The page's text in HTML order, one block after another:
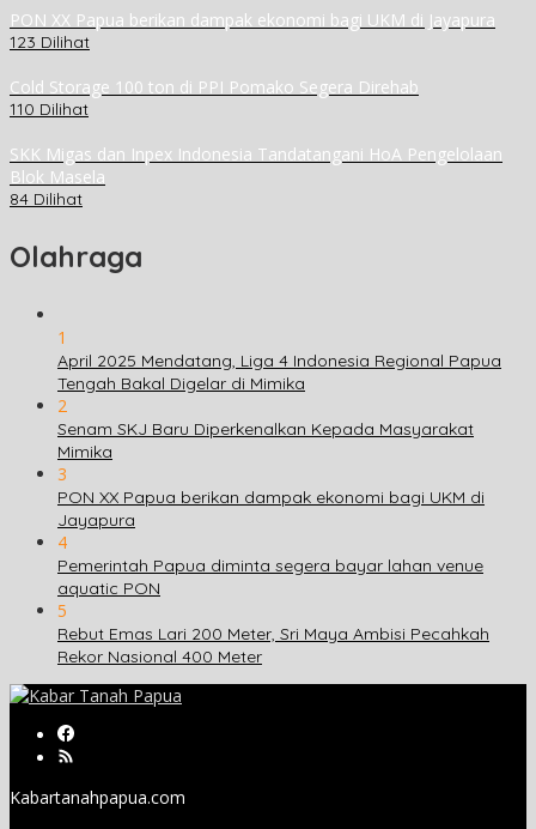
PON XX Papua berikan dampak ekonomi bagi UKM di Jayapura
123 Dilihat
Cold Storage 100 ton di PPI Pomako Segera Direhab
110 Dilihat
SKK Migas dan Inpex Indonesia Tandatangani HoA Pengelolaan
Blok Masela
84 Dilihat
Olahraga
1
April 2025 Mendatang, Liga 4 Indonesia Regional Papua
Tengah Bakal Digelar di Mimika
2
Senam SKJ Baru Diperkenalkan Kepada Masyarakat
Mimika
3
PON XX Papua berikan dampak ekonomi bagi UKM di
Jayapura
4
Pemerintah Papua diminta segera bayar lahan venue
aquatic PON
5
Rebut Emas Lari 200 Meter, Sri Maya Ambisi Pecahkah
Rekor Nasional 400 Meter
Kabartanahpapua.com